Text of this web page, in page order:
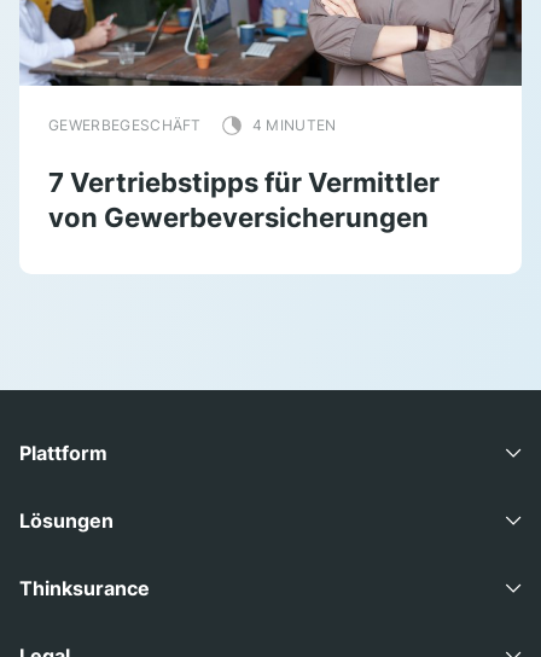
GEWERBEGESCHÄFT 4 MINUTEN
7 Vertriebstipps für Vermittler
von Gewerbeversicherungen
Plattform
Advisory Suite
Consult Direct
Lösungen
Gewerbemakler
Thinksurance